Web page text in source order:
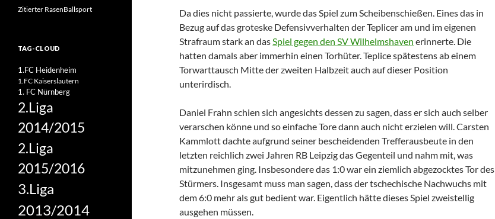
Da dies nicht passierte, wurde das Spiel zum Scheibenschießen. Eines das in
Bezug auf das groteske Defensivverhalten der Teplicer am und im eigenen
Strafraum stark an das Spiel gegen den SV Wilhelmshaven erinnerte. Die
hatten damals aber immerhin einen Torhüter. Teplice spätestens ab einem
Torwarttausch Mitte der zweiten Halbzeit auch auf dieser Position
unterirdisch.
Daniel Frahn schien sich angesichts dessen zu sagen, dass er sich auch selber
verarschen könne und so einfache Tore dann auch nicht erzielen will. Carsten
Kammlott dachte aufgrund seiner bescheidenden Trefferausbeute in den
letzten reichlich zwei Jahren RB Leipzig das Gegenteil und nahm mit, was
mitzunehmen ging. Insbesondere das 1:0 war ein ziemlich abgezocktes Tor des
Stürmers. Insgesamt muss man sagen, dass der tschechische Nachwuchs mit
dem 6:0 mehr als gut bedient war. Eigentlich hätte dieses Spiel zweistellig
ausgehen müssen.
Zitierter RasenBallsport
TAG-CLOUD
1.FC Heidenheim
1.FC Kaiserslautern
1. FC Nürnberg
2.Liga
2014/2015
2.Liga
2015/2016
3.Liga
2013/2014